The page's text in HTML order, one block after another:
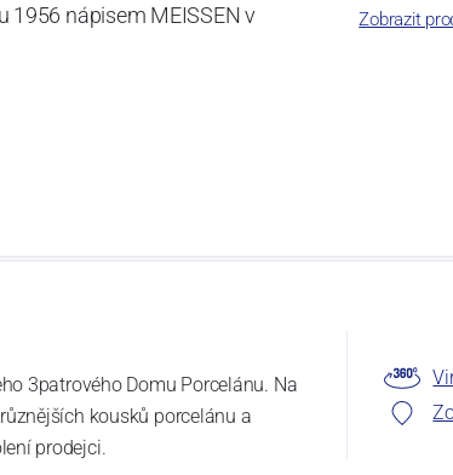
1956 nápisem MEISSEN v
Zobrazit
3patrového Domu Porcelánu. Na
kousků porcelánu a
prodejci.